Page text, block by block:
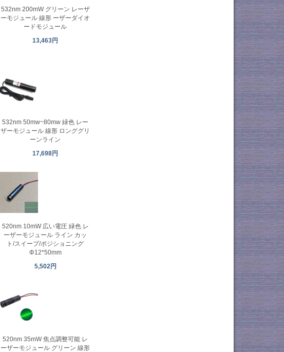
532nm 200mW グリーン レーザ
ーモジュール 線形 ーザーダイオ
ードモジュール
13,463円
532nm 50mw~80mw 緑色 レー
ザーモジュール 線形 ロンググリ
ーンライン
17,698円
520nm 10mW 広い電圧 緑色 レ
ーザーモジュール ライン カッ
ト/スイープ/ポジショニング
Φ12*50mm
5,502円
520nm 35mW 焦点調整可能 レ
ーザーモジュール グリーン 線形